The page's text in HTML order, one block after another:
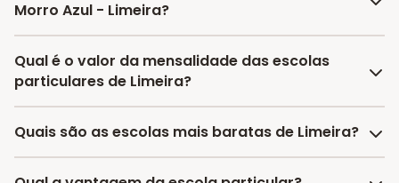
Morro Azul - Limeira?
O programa de bolsa do Melhor Escola disponibiliza
vagas com até 80% de desconto nas mensalidades.
pré-matrícula no site.
Qual é o valor da mensalidade das escolas
particulares de Limeira?
A média da mensalidade em Limeira é de R$ 1.490,94
Quais são as escolas mais baratas de Limeira?